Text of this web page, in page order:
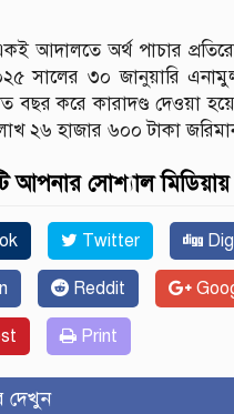
আদালতে অর্থ পাচার
সালের ৩০ জানুয়ারি
বছর করে কারাদণ্ড দেওয়া
২৬ হাজার ৬০০ টাকা
আপনার সোশ্যাল
Twitter
Reddit
Print